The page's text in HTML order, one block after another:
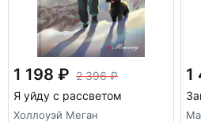
1 198
2 396
Я уйду с рассветом
Холлоуэй Меган
1